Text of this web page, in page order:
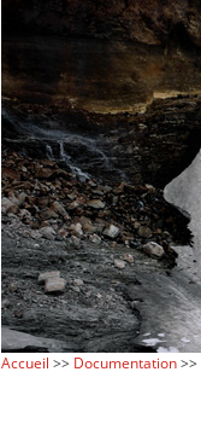
Accueil >> Documentation>>